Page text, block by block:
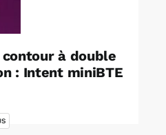
à double
: Intent miniBTE